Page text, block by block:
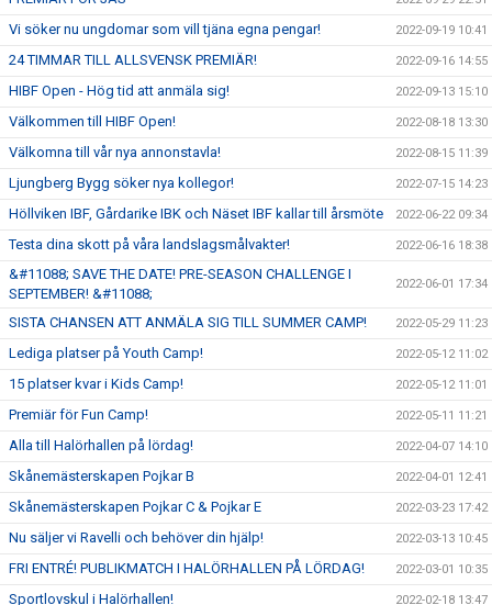
Vi söker nu ungdomar som vill tjäna egna pengar! 2022-09-19 10:41
24 TIMMAR TILL ALLSVENSK PREMIÄR! 2022-09-16 14:55
HIBF Open - Hög tid att anmäla sig! 2022-09-13 15:10
Välkommen till HIBF Open! 2022-08-18 13:30
Välkomna till vår nya annonstavla! 2022-08-15 11:39
Ljungberg Bygg söker nya kollegor! 2022-07-15 14:23
Höllviken IBF, Gårdarike IBK och Näset IBF kallar till årsmöte 2022-06-22 09:34
Testa dina skott på våra landslagsmålvakter! 2022-06-16 18:38
&#11088; SAVE THE DATE! PRE-SEASON CHALLENGE I
SEPTEMBER! &#11088;
2022-06-01 17:34
SISTA CHANSEN ATT ANMÄLA SIG TILL SUMMER CAMP! 2022-05-29 11:23
Lediga platser på Youth Camp! 2022-05-12 11:02
15 platser kvar i Kids Camp! 2022-05-12 11:01
Premiär för Fun Camp! 2022-05-11 11:21
Alla till Halörhallen på lördag! 2022-04-07 14:10
Skånemästerskapen Pojkar B 2022-04-01 12:41
Skånemästerskapen Pojkar C & Pojkar E 2022-03-23 17:42
Nu säljer vi Ravelli och behöver din hjälp! 2022-03-13 10:45
FRI ENTRÉ! PUBLIKMATCH I HALÖRHALLEN PÅ LÖRDAG! 2022-03-01 10:35
Sportlovskul i Halörhallen! 2022-02-18 13:47